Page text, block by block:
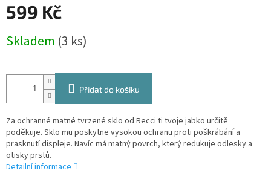
599 Kč
cena:
Skladem (3 ks)
Přidat do košíku
Za ochranné matné tvrzené sklo od Recci ti tvoje jabko určitě
poděkuje. Sklo mu poskytne vysokou ochranu proti poškrábání a
prasknutí displeje. Navíc má matný povrch, který redukuje odlesky a
otisky prstů.
Detailní informace